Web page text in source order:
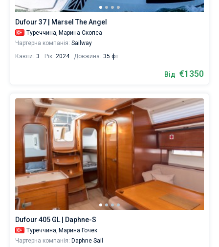
однієї
наших
122
приватних
катамаранів,
повним
екіпажем
напевно
знайдете
що
шукаєте
для
своєї
наступної
відпустки.
Dufour 37 | Marsel The Angel
Туреччина, Марина Скопеа
Чартерна компанія: Sailway
Каюти: 3 Рік: 2024 Довжина: 35 фт
Від €1350
Dufour 405 GL | Daphne-S
Туреччина, Марина Гочек
Чартерна компанія: Daphne Sail